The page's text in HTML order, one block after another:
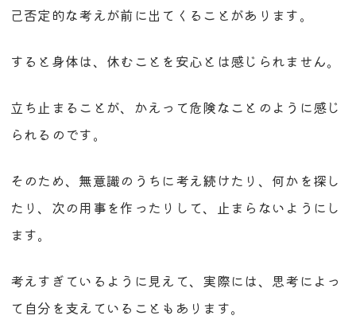
己否定的な考えが前に出てくることがあります。
すると身体は、休むことを安心とは感じられません。
立ち止まることが、かえって危険なことのように感じ
られるのです。
そのため、無意識のうちに考え続けたり、何かを探し
たり、次の用事を作ったりして、止まらないようにし
ます。
考えすぎているように見えて、実際には、思考によっ
て自分を支えていることもあります。